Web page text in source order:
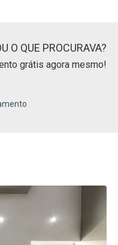
O QUE PROCURAVA?
grátis agora mesmo!